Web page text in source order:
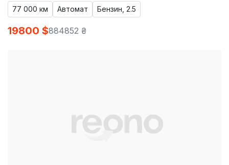
77 000 км Автомат Бензин, 2.5
19800 $884852 ₴